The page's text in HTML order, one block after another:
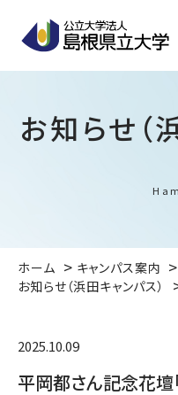
お知らせ（
ホーム キャンパス案内
お知らせ（浜田キャンパス）
2025.10.09
平岡都さん記念花